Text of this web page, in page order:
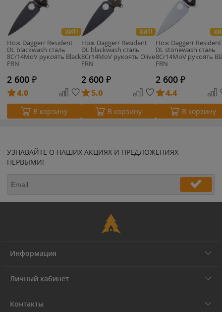
ХИТ!
Нож Daggerr Resident
DL blackwash сталь
8Cr14MoV рукоять Black
FRN
2 600 ₽
4.0
В корзину
ХИТ!
Нож Daggerr Resident
DL blackwash сталь
8Cr14MoV рукоять Olive
FRN
2 600 ₽
5.0
В корзину
Нож Daggerr Resident
DL stonewash сталь
8Cr14MoV рукоять
FRN
2 600 ₽
4.4
В корзину
УЗНАВАЙТЕ О НАШИХ АКЦИЯХ И ПРЕДЛОЖЕНИЯХ
ПЕРВЫМИ!
Информация
Личный кабинет
Контакты